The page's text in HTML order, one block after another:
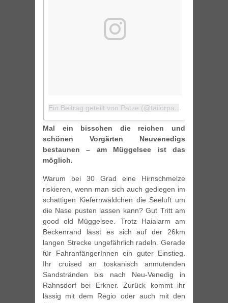
Ein Beitrag geteilt von Patze (@tailorpat)am
Mal ein bisschen die reichen und
schönen Vorgärten Neuvenedigs
bestaunen – am Müggelsee ist das
möglich.
Warum bei 30 Grad eine Hirnschmelze
riskieren, wenn man sich auch gediegen im
schattigen Kiefernwäldchen die Seeluft um
die Nase pusten lassen kann? Gut Tritt am
good old Müggelsee. Trotz Haialarm am
Beckenrand lässt es sich auf der 26km
langen Strecke ungefährlich radeln. Gerade
für FahranfängerInnen ein guter Einstieg.
Ihr cruised an toskanisch anmutenden
Sandstränden bis nach Neu-Venedig in
Rahnsdorf bei Erkner. Zurück kommt ihr
lässig mit dem Regio oder auch mit den